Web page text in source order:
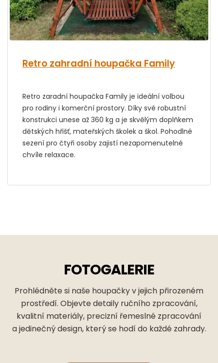
Retro zahradní houpačka Family
Retro zaradní houpačka Family je ideální volbou
pro rodiny i komerční prostory. Díky své robustní
konstrukci unese až 360 kg a je skvělým doplňkem
dětských hřišť, mateřských školek a škol. Pohodlné
sezení pro čtyři osoby zajistí nezapomenutelné
chvíle relaxace.
FOTOGALERIE
Prohlédněte si naše houpačky v jejich přirozeném
prostředí. Objevte detaily ručního zpracování,
kvalitní materiály, precizní řemeslné zpracování
a jedinečný design, který se hodí do každé zahrady.